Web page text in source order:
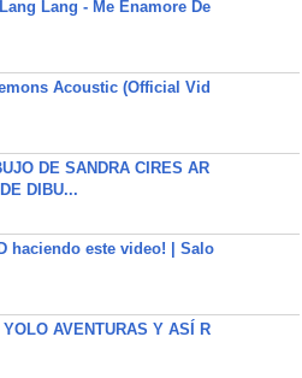
Lang - Me Enamore De
Acoustic (Official Vid
DE SANDRA CIRES AR
DIBU...
haciendo este video! | Salo
AVENTURAS Y ASÍ R